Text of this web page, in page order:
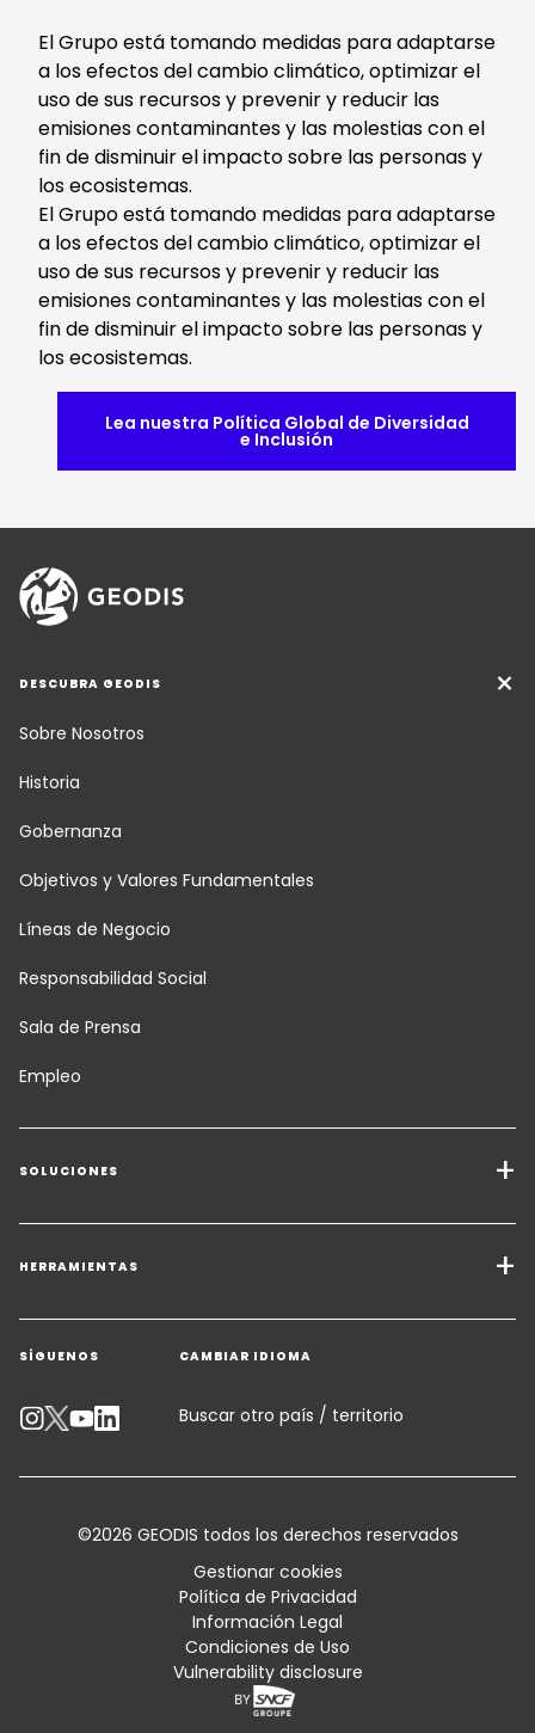
El Grupo está tomando medidas para adaptarse
a los efectos del cambio climático, optimizar el
uso de sus recursos y prevenir y reducir las
emisiones contaminantes y las molestias con el
fin de disminuir el impacto sobre las personas y
los ecosistemas.
El Grupo está tomando medidas para adaptarse
a los efectos del cambio climático, optimizar el
uso de sus recursos y prevenir y reducir las
emisiones contaminantes y las molestias con el
fin de disminuir el impacto sobre las personas y
los ecosistemas.
Lea nuestra Política Global de Diversidad
e Inclusión
DESCUBRA GEODIS
Sobre Nosotros
Historia
Gobernanza
Objetivos y Valores Fundamentales
Líneas de Negocio
Responsabilidad Social
Sala de Prensa
Empleo
SOLUCIONES
Servicios de Transporte
Soluciones de Carga
Almacenamiento y Logística de Valor Añadido
Soluciones Sectoriales
HERRAMIENTAS
Solicitar presupuesto
Contactar con un experto
Calculadora de emisiones
Condiciones comerciales generales y certificaciones
SÍGUENOS CAMBIAR IDIOMA
Buscar otro país / territorio
©2026 GEODIS todos los derechos reservados
Gestionar cookies
Política de Privacidad
Información Legal
Condiciones de Uso
Vulnerability disclosure